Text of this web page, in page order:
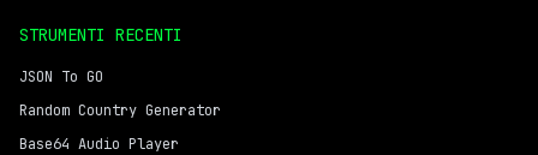
STRUMENTI RECENTI
JSON To GO
Random Country Generator
Base64 Audio Player